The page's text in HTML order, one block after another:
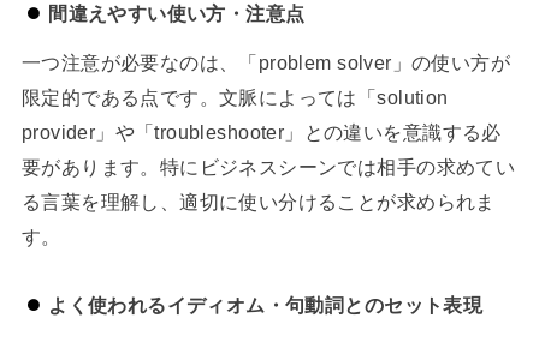
間違えやすい使い方・注意点
一つ注意が必要なのは、「problem solver」の使い方が
限定的である点です。文脈によっては「solution
provider」や「troubleshooter」との違いを意識する必
要があります。特にビジネスシーンでは相手の求めてい
る言葉を理解し、適切に使い分けることが求められま
す。
よく使われるイディオム・句動詞とのセット表現